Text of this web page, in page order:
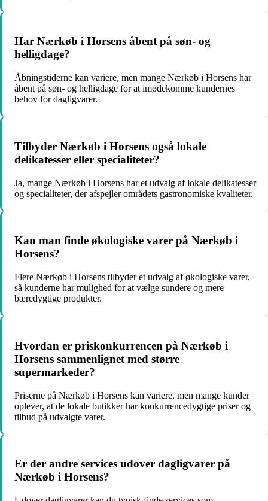
Har Nærkøb i Horsens åbent på søn- og
helligdage?
Åbningstiderne kan variere, men mange Nærkøb i Horsens har
åbent på søn- og helligdage for at imødekomme kundernes
behov for dagligvarer.
Tilbyder Nærkøb i Horsens også lokale
delikatesser eller specialiteter?
Ja, mange Nærkøb i Horsens har et udvalg af lokale delikatesser
og specialiteter, der afspejler områdets gastronomiske kvaliteter.
Kan man finde økologiske varer på Nærkøb i
Horsens?
Flere Nærkøb i Horsens tilbyder et udvalg af økologiske varer,
så kunderne har mulighed for at vælge sundere og mere
bæredygtige produkter.
Hvordan er priskonkurrencen på Nærkøb i
Horsens sammenlignet med større
supermarkeder?
Priserne på Nærkøb i Horsens kan variere, men mange kunder
oplever, at de lokale butikker har konkurrencedygtige priser og
tilbud på udvalgte varer.
Er der andre services udover dagligvarer på
Nærkøb i Horsens?